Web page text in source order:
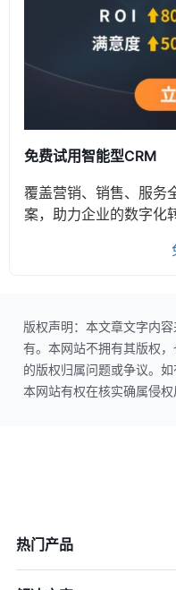
免费试用智能型CRM
覆盖营销、销售、服务
案，助力企业的数字化
版权声明：本文章文字内
有。本网站不拥有其版权
的版权归属问题或争议。如
本网站有权在核实确属侵权
热门产品